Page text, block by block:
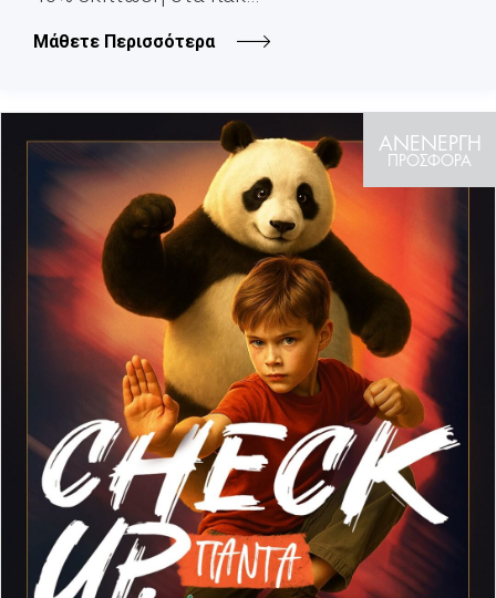
Μάθετε Περισσότερα
ΑΝΕΝΕΡΓΗ
ΠΡΟΣΦΟΡΑ